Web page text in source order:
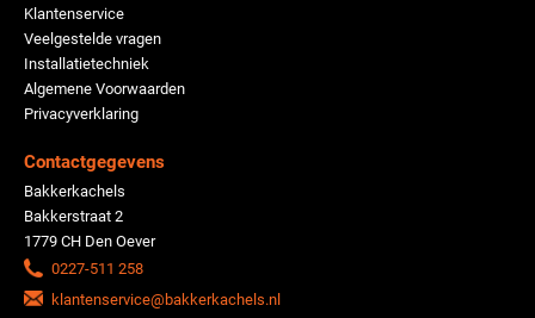
Klantenservice
Veelgestelde vragen
Installatietechniek
Algemene Voorwaarden
Privacyverklaring
Contactgegevens
Bakkerkachels
Bakkerstraat 2
1779 CH Den Oever
0227-511 258
klantenservice@bakkerkachels.nl